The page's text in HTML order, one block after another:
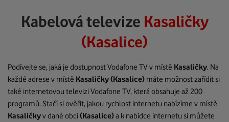
Kabelová televize Kasaličky
(Kasalice)
Podívejte se, jaká je dostupnost Vodafone TV v místě Kasaličky. Na
každé adrese v místě Kasaličky(Kasalice) máte možnost zařídit si
také internetovou televizi Vodafone TV, která obsahuje až 200
programů. Stačí si ověřit, jakou rychlost internetu nabízíme v místě
Kasaličkyv dané obci(Kasalice)a k nabídce internetu si můžete